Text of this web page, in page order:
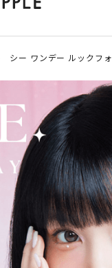
シー ワンデー ルックフ